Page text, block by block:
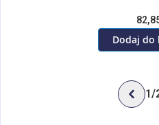
Dodaj do
1/